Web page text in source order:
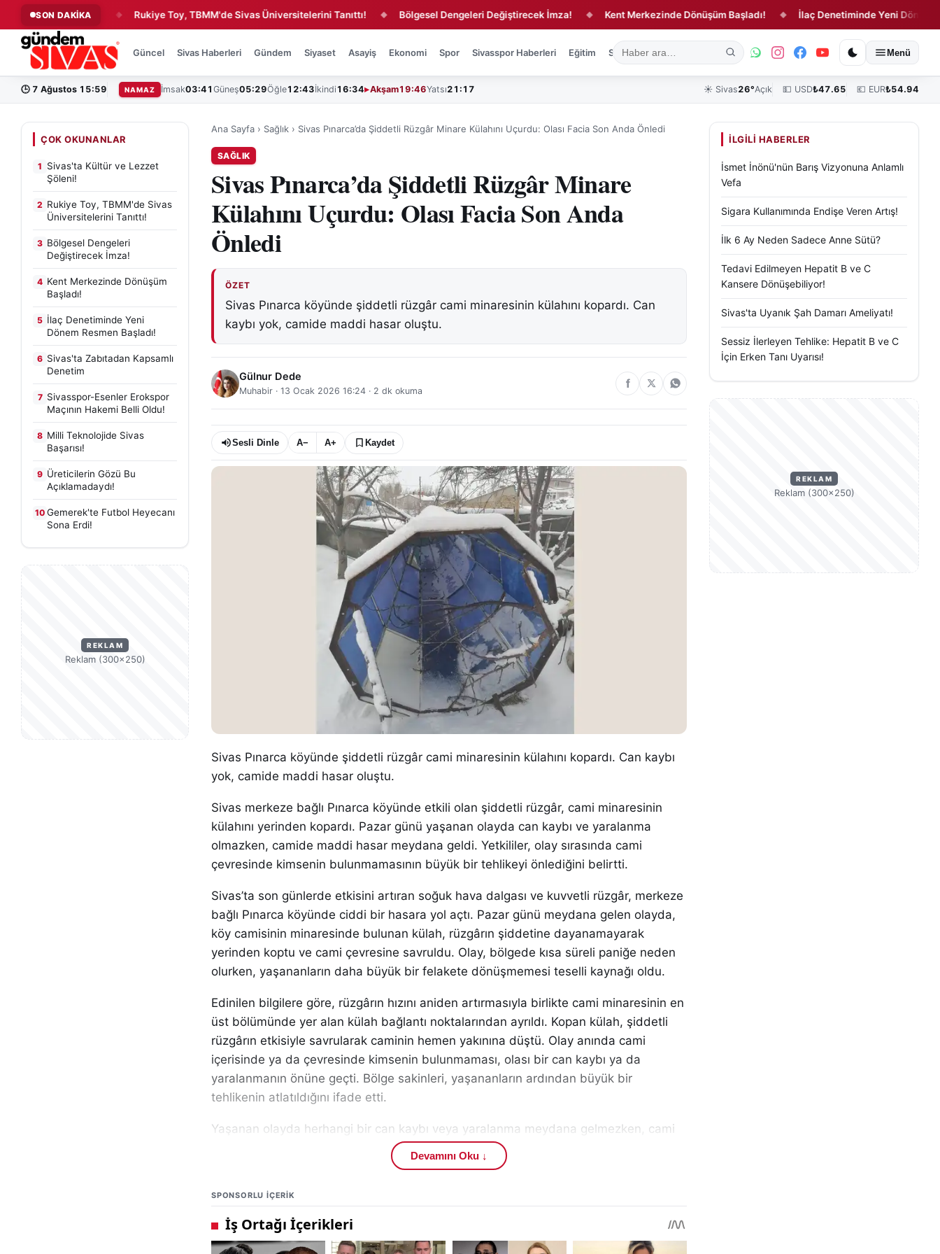
SON DAKİKA
Lezzet Şöleni! ◆ Rukiye Toy, TBMM'de Sivas Üniversitelerini Tanıttı! ◆ Bölgesel Dengeleri Değiştirecek İmza! ◆ Kent Merkezinde Dönüşüm Başladı! ◆ İlaç Denetiminde Yeni Dönem
Güncel Sivas Haberleri Gündem Siyaset Asayiş Ekonomi Spor Sivasspor Haberleri Eğitim Sağlık Kültür, Sanat ve Tarih Yaşam Sivas Vefat Edenler Köşe
Menü
🕒 7 Ağustos 15:59 NAMAZ İmsak03:41 Güneş05:29Öğle12:43İkindi 16:34 Akşam19:46Yatsı21:17 ☀️ Sivas26°Açık 💵 USD₺47.65 💶 EUR₺54.94
ÇOK OKUNANLAR
1 Sivas'ta Kültür ve Lezzet
Şöleni!
2 Rukiye Toy, TBMM'de Sivas
Üniversitelerini Tanıttı!
3 Bölgesel Dengeleri
Değiştirecek İmza!
4 Kent Merkezinde Dönüşüm
Başladı!
5 İlaç Denetiminde Yeni
Dönem Resmen Başladı!
6 Sivas'ta Zabıtadan Kapsamlı
Denetim
7 Sivasspor-Esenler Erokspor
Maçının Hakemi Belli Oldu!
8 Milli Teknolojide Sivas
Başarısı!
9 Üreticilerin Gözü Bu
Açıklamadaydı!
10 Gemerek'te Futbol Heyecanı
Sona Erdi!
REKLAM
Reklam (300×250)
Ana Sayfa › Sağlık › Sivas Pınarca’da Şiddetli Rüzgâr Minare Külahını Uçurdu: Olası Facia Son Anda Önledi
SAĞLIK
Sivas Pınarca’da Şiddetli Rüzgâr Minare
Külahını Uçurdu: Olası Facia Son Anda
Önledi
ÖZET
Sivas Pınarca köyünde şiddetli rüzgâr cami minaresinin külahını kopardı. Can
kaybı yok, camide maddi hasar oluştu.
Gülnur Dede
Muhabir · 13 Ocak 2026 16:24 · 2 dk okuma
Sesli Dinle A− A+ Kaydet
Sivas Pınarca köyünde şiddetli rüzgâr cami minaresinin külahını kopardı. Can kaybı
yok, camide maddi hasar oluştu.
Sivas merkeze bağlı Pınarca köyünde etkili olan şiddetli rüzgâr, cami minaresinin
külahını yerinden kopardı. Pazar günü yaşanan olayda can kaybı ve yaralanma
olmazken, camide maddi hasar meydana geldi. Yetkililer, olay sırasında cami
çevresinde kimsenin bulunmamasının büyük bir tehlikeyi önlediğini belirtti.
Sivas’ta son günlerde etkisini artıran soğuk hava dalgası ve kuvvetli rüzgâr, merkeze
bağlı Pınarca köyünde ciddi bir hasara yol açtı. Pazar günü meydana gelen olayda,
köy camisinin minaresinde bulunan külah, rüzgârın şiddetine dayanamayarak
yerinden koptu ve cami çevresine savruldu. Olay, bölgede kısa süreli paniğe neden
olurken, yaşananların daha büyük bir felakete dönüşmemesi teselli kaynağı oldu.
Edinilen bilgilere göre, rüzgârın hızını aniden artırmasıyla birlikte cami minaresinin en
üst bölümünde yer alan külah bağlantı noktalarından ayrıldı. Kopan külah, şiddetli
rüzgârın etkisiyle savrularak caminin hemen yakınına düştü. Olay anında cami
içerisinde ya da çevresinde kimsenin bulunmaması, olası bir can kaybı ya da
yaralanmanın önüne geçti. Bölge sakinleri, yaşananların ardından büyük bir
tehlikenin atlatıldığını ifade etti.
Yaşanan olayda herhangi bir can kaybı veya yaralanma meydana gelmezken, cami
yapısında maddi hasar oluştu. Özellikle minare bölümünde gözle görülür
deformasyon meydana geldiği, kopan külahın yeniden monte edilmesi ve gerekli
benzer olayların tekrar yaşanmaması adına yapıların kontrol edilmesini talep etti.
Uzmanlar, Sivas genelinde etkili olan soğuk hava dalgası ve kuvvetli rüzgârların,
Devamını Oku ↓
SPONSORLU IÇERIK
İLGILI HABERLER
İsmet İnönü'nün Barış Vizyonuna Anlamlı
Vefa
Sigara Kullanımında Endişe Veren Artış!
İlk 6 Ay Neden Sadece Anne Sütü?
Tedavi Edilmeyen Hepatit B ve C
Kansere Dönüşebiliyor!
Sivas'ta Uyanık Şah Damarı Ameliyatı!
Sessiz İlerleyen Tehlike: Hepatit B ve C
İçin Erken Tanı Uyarısı!
REKLAM
Reklam (300×250)